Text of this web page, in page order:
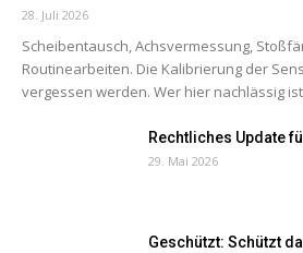
28. Juli 2026
Scheibentausch, Achsvermessung,
Routinearbeiten. Die Kalibrierung der
vergessen werden. Wer hier nachlässig
Rechtliches Update
29. Mai 2026
Geschützt: Schützt